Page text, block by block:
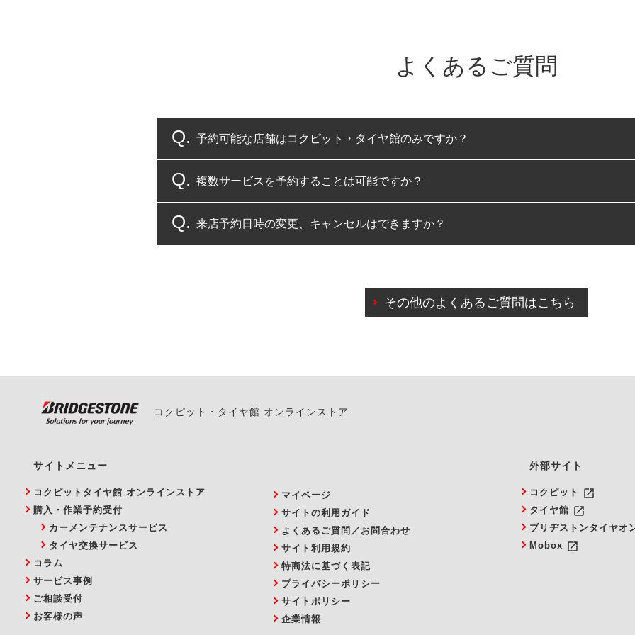
よくあるご質問
予約可能な店舗はコクピット・タイヤ館のみですか？
コクピット・タイヤ館のみとなります。
複数サービスを予約することは可能ですか？
複数サービスのご予約は可能です。
来店予約日時の変更、キャンセルはできますか？
また、やむを得ない事由によりご予約のキャンセルをご希望の際は、直接ご予約いた
その他のよくあるご質問はこちら
コクピット・タイヤ館 オンラインストア
サイトメニュー
コクピットタイヤ館 オンラインストア
購入・作業予約受付
カーメンテナンスサービス
タイヤ交換サービス
コラム
サービス事例
ご相談受付
お客様の声
マイページ
サイトの利用ガイド
よくあるご質問／お問合わせ
サイト利用規約
特商法に基づく表記
プライバシーポリシー
サイトポリシー
企業情報
外部サイト
コクピット launch
タイヤ館 launch
ブリヂストンタイヤオ
Mobox launch